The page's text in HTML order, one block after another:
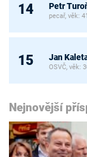
14 Petr
pecař, věk:
15 Jan
OSVČ, věk:
Nejnovější